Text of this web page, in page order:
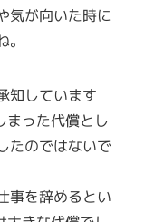
気が向いた時に
知しています
まった代償とし
たのではないで
事を辞めるとい